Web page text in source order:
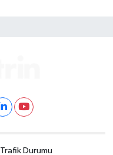
Trafik Durumu